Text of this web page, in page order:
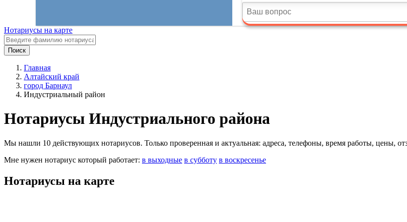
Нотариусы на карте
Поиск
Главная
Алтайский край
город Барнаул
Индустриальный район
Нотариусы Индустриального района
Мы нашли 10 действующих нотариусов. Только проверенная и актуальная: адреса, телефоны, время работы, цены,
Мне нужен нотариус который работает: в выходные в субботу в воскресенье
Нотариусы на карте